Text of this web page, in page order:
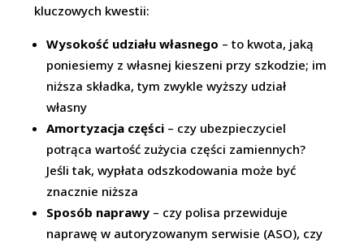
kluczowych kwestii:
Wysokość udziału własnego – to kwota, jaką
poniesiemy z własnej kieszeni przy szkodzie; im
niższa składka, tym zwykle wyższy udział
własny
Amortyzacja części – czy ubezpieczyciel
potrąca wartość zużycia części zamiennych?
Jeśli tak, wypłata odszkodowania może być
znacznie niższa
Sposób naprawy – czy polisa przewiduje
naprawę w autoryzowanym serwisie (ASO), czy